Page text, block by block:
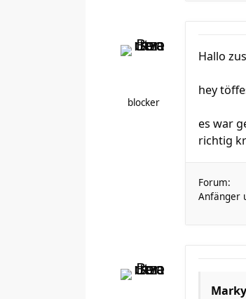
blocker
Hallo
hey
es war
richtig
Forum:
Anfänger